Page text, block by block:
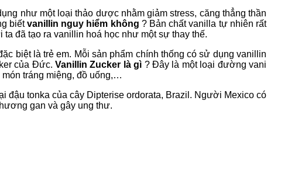
như một loại thảo dược nhằm giảm stress, căng thẳng thần
biếtvanillin nguy hiểm không ? Bản chất vanilla tự nhiên rất
đã tạo ra vanillin hoá học như một sự thay thế.
biệt là trẻ em. Mỗi sản phẩm chính thống có sử dụng vanillin
của Đức. Vanillin Zucker là gì ? Đây là một loại đường vani
tráng miệng, đồ uống,…
đậu tonka của cây Dipterise ordorata, Brazil. Người Mexico có
gan và gây ung thư.